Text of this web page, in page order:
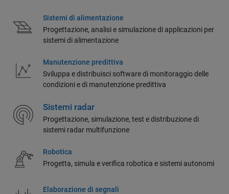
Sistemi di alimentazione
Progettazione, analisi e simulazione di applicazioni per
sistemi di alimentazione
Manutenzione predittiva
Sviluppa e distribuisci software di monitoraggio delle
condizioni e di manutenzione predittiva
Sistemi radar
Progettazione, simulazione, test e distribuzione di
sistemi radar multifunzione
Robotica
Progetta, simula e verifica robotica e sistemi autonomi
Elaborazione di segnali